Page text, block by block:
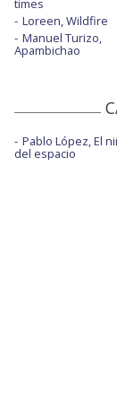
times
Loreen, Wildfire
Manuel Turizo,
Apambichao
Pablo López, El
del espacio